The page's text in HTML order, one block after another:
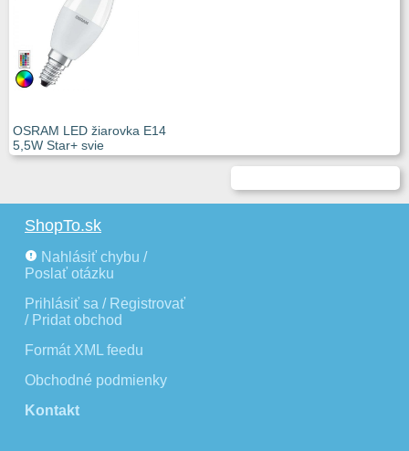
OSRAM LED žiarovka E14
5,5W Star+ svie
ShopTo.sk
Nahlásiť chybu /
Poslať otázku
Prihlásiť sa / Registrovať
/ Pridat obchod
Formát XML feedu
Obchodné podmienky
Kontakt